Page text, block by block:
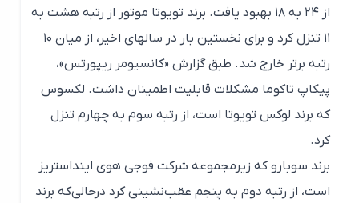
از ۲۴ به ۱۸ بهبود یافت. برند تویوتا موتور از رتبه هشت به
۱۱ تنزل کرد و برای نخستین بار در سالهای اخیر، از میان ۱۰
رتبه برتر خارج شد. طبق گزارش «کانسیومر ریپورتس»،
پیکاپ تاکوما مشکلات قابلیت اطمینان داشت. لکسوس
که برند لوکس تویوتا است، از رتبه سوم به چهارم تنزل
برند سوبارو که زیرمجموعه شرکت فوجی هوی اینداستریز
است، از رتبه دوم به پنجم عقب‌نشینی کرد درحالی‌که برند